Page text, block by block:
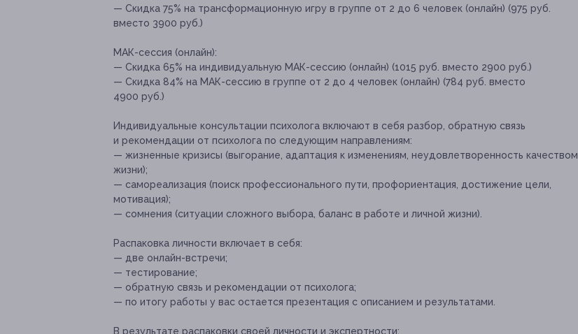
— Скидка 75% на трансформационную игру в группе от 2 до 6 человек (онлайн) (975 руб.
вместо 3900 руб.)
МАК-сессия (онлайн):
— Скидка 65% на индивидуальную МАК-сессию (онлайн) (1015 руб. вместо 2900 руб.)
— Скидка 84% на МАК-сессию в группе от 2 до 4 человек (онлайн) (784 руб. вместо
4900 руб.)
Индивидуальные консультации психолога включают в себя разбор, обратную связь
и рекомендации от психолога по следующим направлениям:
— жизненные кризисы (выгорание, адаптация к изменениям, неудовлетворенность качеством
жизни);
— самореализация (поиск профессионального пути, профориентация, достижение цели,
мотивация);
— сомнения (ситуации сложного выбора, баланс в работе и личной жизни).
Распаковка личности включает в себя:
— две онлайн-встречи;
— тестирование;
— обратную связь и рекомендации от психолога;
— по итогу работы у вас остается презентация с описанием и результатами.
В результате распаковки своей личности и экспертности: